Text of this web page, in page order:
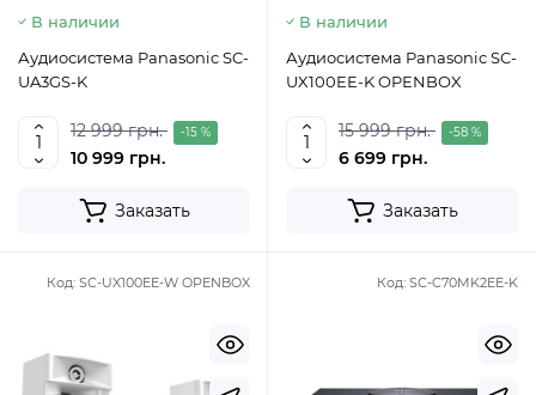
В наличии
Аудиосистема Panasonic SC-
UA3GS-K
12 999 грн. -15 %
10 999 грн.
Заказать
В наличии
Аудиосистема Panasonic SC-
UX100EE-K OPENBOX
15 999 грн. -58 %
6 699 грн.
Заказать
Код: SC-UX100EE-W OPENBOX Код: SC-C70MK2EE-K